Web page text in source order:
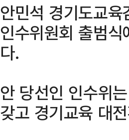
안민석 경기도교
인수위원회 출범
다.
안 당선인 인수위
갖고 경기교육 대